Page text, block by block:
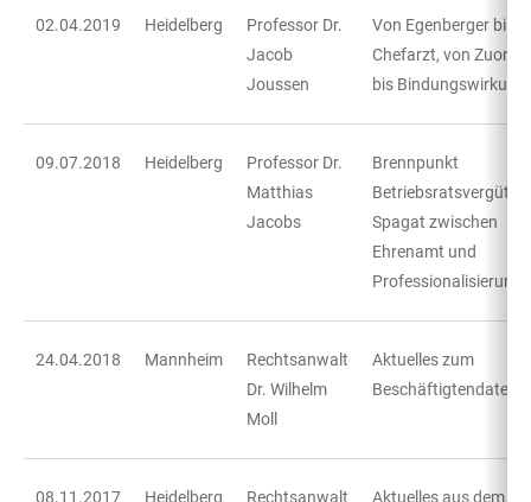
02.04.2019 Heidelberg
Professor Dr.
Jacob
Joussen
Von Egenberger bis
Chefarzt, von
bis
09.07.2018 Heidelberg
Professor Dr.
Matthias
Jacobs
Brennpunkt
Spagat zwischen
Ehrenamt und
Professionalisierung
24.04.2018 Mannheim
Rechtsanwalt
Dr. Wilhelm
Moll
Aktuelles zum
08.11.2017 Heidelberg
Rechtsanwalt
Aktuelles aus dem